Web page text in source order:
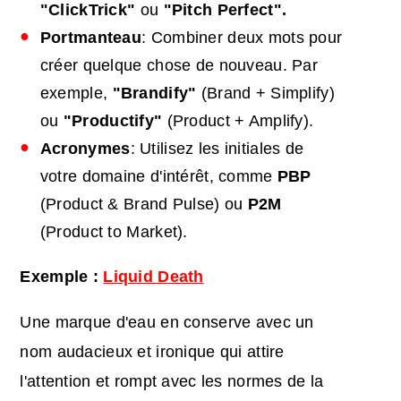
"ClickTrick" ou "Pitch Perfect".
Portmanteau: Combiner deux mots pour
créer quelque chose de nouveau. Par
exemple, "Brandify" (Brand + Simplify)
ou "Productify" (Product + Amplify).
Acronymes: Utilisez les initiales de
votre domaine d'intérêt, comme PBP
(Product & Brand Pulse) ou P2M
(Product to Market).
Exemple : Liquid Death
Une marque d'eau en conserve avec un
nom audacieux et ironique qui attire
l'attention et rompt avec les normes de la